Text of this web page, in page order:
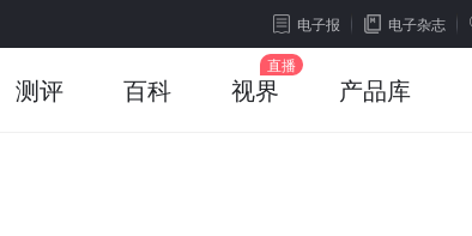
电子报 电子杂志
测评 百科 视界 产品库